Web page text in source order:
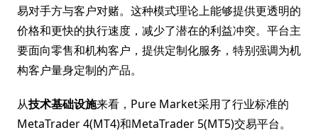
易对手方与客户对赌。这种模式理论上能够提供更透明的
价格和更快的执行速度，减少了潜在的利益冲突。平台主
要面向零售和机构客户，提供定制化服务，特别强调为机
构客户量身定制的产品。
从技术基础设施来看，Pure Market采用了行业标准的
MetaTrader 4(MT4)和MetaTrader 5(MT5)交易平台。